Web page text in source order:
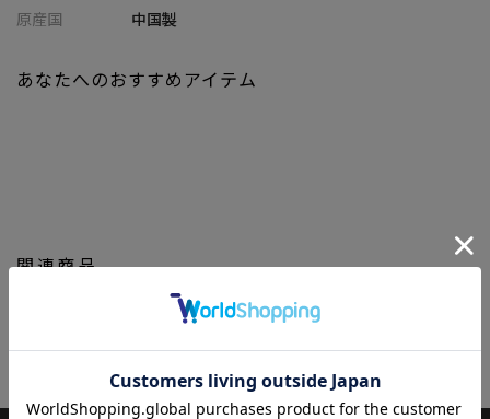
きたい1枚です。
【スタイリング】
インナーをベーシックにすることでワイルドさと気品が両立し
●キャップとハイテクスニーカーではずしたSTREETスタイル
白いスニーカーやシンプルなスニーカーを合わせ、
ブルーやピンクのベースボールキャップを合わせたTOKYOらし
コーディネート。
原産国
中国製
関連商品
あなたへのおすすめアイテム